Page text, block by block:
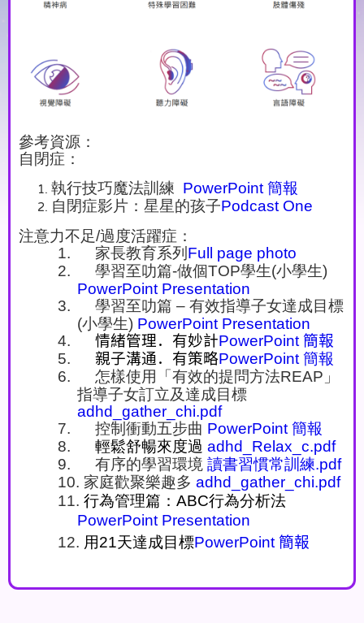
參考資源：
自閉症：
執行技巧魔法訓練 PowerPoint 簡報
自閉症影片：星星的孩子Podcast One
注意力不足/過度活躍症：
1.
家長教育系列 Full page photo
2.
學習至叻篇-做個TOP學生(小學生)
PowerPoint Presentation
3.
學習至叻篇 – 有效指導子女達成目標
(小學生) PowerPoint Presentation
4.
情緒管理．有妙計PowerPoint 簡報
5.
親子溝通．有策略PowerPoint 簡報
6.
怎樣使用「有效的提問方法REAP 」
指導子女訂立及達成目標
adhd_gather_chi.pdf
7.
控制衝動五步曲 PowerPoint 簡報
8.
輕鬆舒暢來度過 adhd_Relax_c.pdf
9.
有序的學習環境 讀書習慣常訓練.pdf
10. 家庭歡聚樂趣多 adhd_gather_chi.pdf
11. 行為管理篇： ABC行為分析法
PowerPoint Presentation
12. 用21天達成目標PowerPoint 簡報